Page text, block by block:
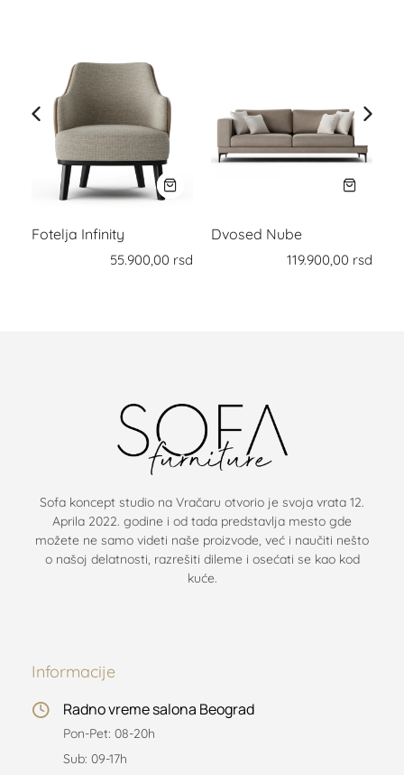
Fotelja Infinity
55.900,00 rsd
Dvosed Nube
119.900,00 rsd
Sofa koncept studio na Vračaru otvorio je svoja vrata 12.
Aprila 2022. godine i od tada predstavlja mesto gde
možete ne samo videti naše proizvode, već i naučiti nešto
o našoj delatnosti, razrešiti dileme i osećati se kao kod
kuće.
Informacije
Radno vreme salona Beograd
Pon-Pet: 08-20h
Sub: 09-17h